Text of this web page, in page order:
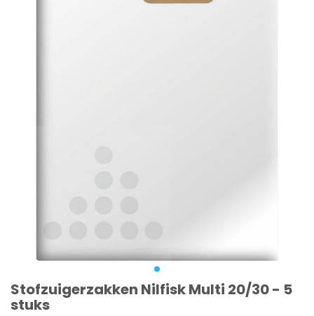
Stofzuigerzakken Nilfisk Multi 20/30 - 5
stuks